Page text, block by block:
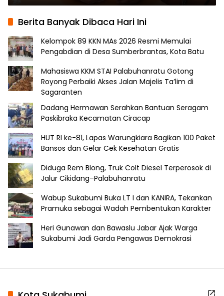
Berita Banyak Dibaca Hari Ini
Kelompok 89 KKN MAs 2026 Resmi Memulai
Pengabdian di Desa Sumberbrantas, Kota Batu
Mahasiswa KKM STAI Palabuhanratu Gotong
Royong Perbaiki Akses Jalan Majelis Ta’lim di
Sagaranten
Dadang Hermawan Serahkan Bantuan Seragam
Paskibraka Kecamatan Ciracap
HUT RI ke-81, Lapas Warungkiara Bagikan 100 Paket
Bansos dan Gelar Cek Kesehatan Gratis
Diduga Rem Blong, Truk Colt Diesel Terperosok di
Jalur Cikidang–Palabuhanratu
Wabup Sukabumi Buka LT I dan KANIRA, Tekankan
Pramuka sebagai Wadah Pembentukan Karakter
Heri Gunawan dan Bawaslu Jabar Ajak Warga
Sukabumi Jadi Garda Pengawas Demokrasi